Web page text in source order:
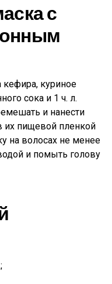
с
куриное
сока и 1 ч. л.
и нанести
их пищевой пленкой
на волосах не менее
и помыть голову